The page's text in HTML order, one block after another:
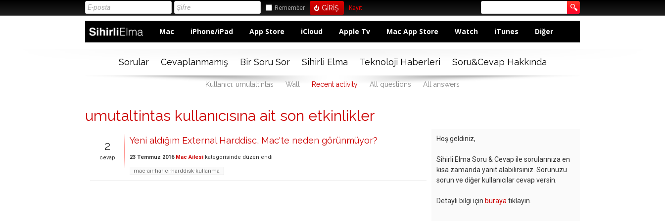
Remember Kayıt
Mac iPhone/iPad App Store iCloud Apple Tv Mac App Store Watch iTunes Diğer
Sorular Cevaplanmamış Bir Soru Sor Sihirli Elma Teknoloji Haberleri Soru&Cevap Hakkında
Kullanıcı: umutaltintas Wall Recent activity All questions All answers
umutaltintas kullanıcısına ait son etkinlikler
2
cevap
Yeni aldığım External Harddisc, Mac'te neden görünmüyor?
23 Temmuz 2016 Mac Ailesi kategorisinde düzenlendi
mac-air-harici-harddisk-kullanma
Hoş geldiniz,
Sihirli Elma Soru & Cevap ile sorularınıza en
kısa zamanda yanıt alabilirsiniz. Sorunuzu
sorun ve diğer kullanıcılar cevap versin.
Detaylı bilgi için buraya tıklayın.